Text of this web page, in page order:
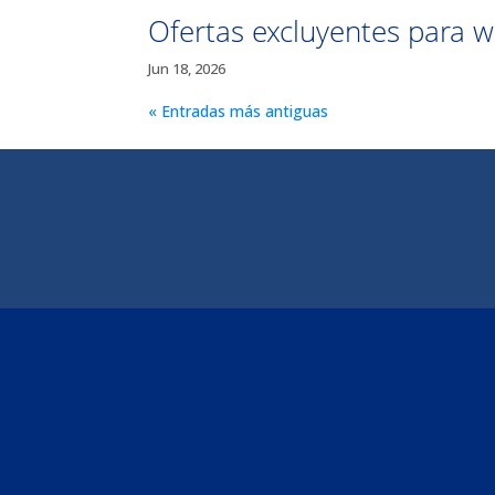
Ofertas excluyentes para
Jun 18, 2026
« Entradas más antiguas